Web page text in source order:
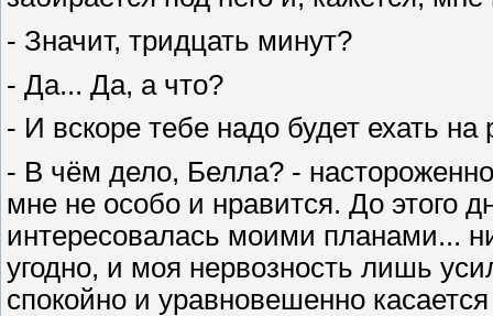
- Значит, тридцать минут?
- Да... Да, а что?
- И вскоре тебе надо будет ехать на
- В чём дело, Белла? -
мне не особо и нравится. До этого
интересовалась моими планами...
угодно, и моя нервозность лишь
спокойно и уравновешенно